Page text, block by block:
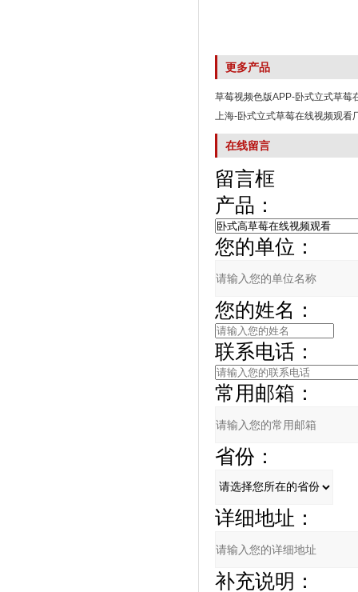
更多产品
草莓视频色版APP-卧式立式草莓
上海-卧式立式草莓在线视频观看
在线留言
留言框
产品：
您的单位：
您的姓名：
联系电话：
常用邮箱：
省份：
详细地址：
补充说明：